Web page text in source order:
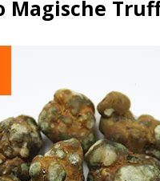
Magische